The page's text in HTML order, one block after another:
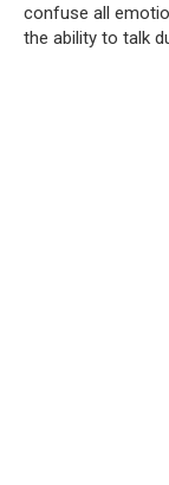
confuse all
the ability to talk